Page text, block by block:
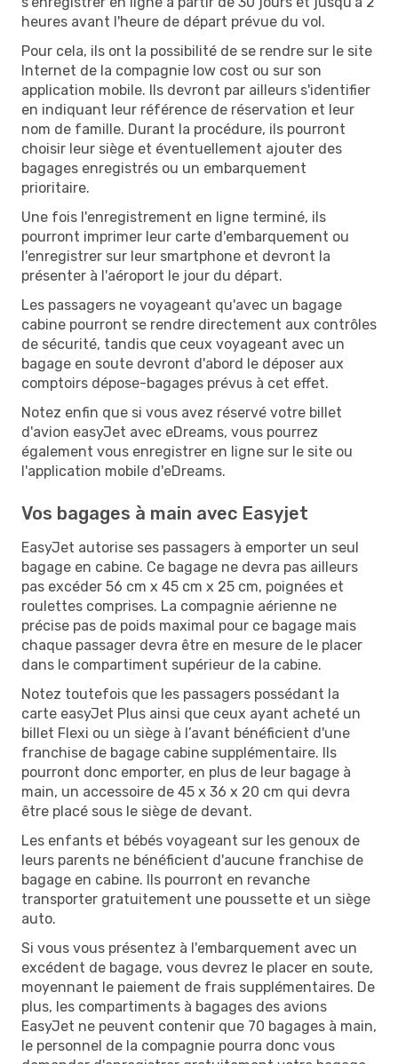
heures avant l'heure de départ prévue du vol.
Pour cela, ils ont la possibilité de se rendre sur le site
Internet de la compagnie low cost ou sur son
application mobile. Ils devront par ailleurs s'identifier
en indiquant leur référence de réservation et leur
nom de famille. Durant la procédure, ils pourront
choisir leur siège et éventuellement ajouter des
bagages enregistrés ou un embarquement
prioritaire.
Une fois l'enregistrement en ligne terminé, ils
pourront imprimer leur carte d'embarquement ou
l'enregistrer sur leur smartphone et devront la
présenter à l'aéroport le jour du départ.
Les passagers ne voyageant qu'avec un bagage
cabine pourront se rendre directement aux contrôles
de sécurité, tandis que ceux voyageant avec un
bagage en soute devront d'abord le déposer aux
comptoirs dépose-bagages prévus à cet effet.
Notez enfin que si vous avez réservé votre billet
d'avion easyJet avec eDreams, vous pourrez
également vous enregistrer en ligne sur le site ou
l'application mobile d'eDreams.
Vos bagages à main avec Easyjet
EasyJet autorise ses passagers à emporter un seul
bagage en cabine. Ce bagage ne devra pas ailleurs
pas excéder 56 cm x 45 cm x 25 cm, poignées et
roulettes comprises. La compagnie aérienne ne
précise pas de poids maximal pour ce bagage mais
chaque passager devra être en mesure de le placer
dans le compartiment supérieur de la cabine.
Notez toutefois que les passagers possédant la
carte easyJet Plus ainsi que ceux ayant acheté un
billet Flexi ou un siège à l’avant bénéficient d'une
franchise de bagage cabine supplémentaire. Ils
pourront donc emporter, en plus de leur bagage à
main, un accessoire de 45 x 36 x 20 cm qui devra
être placé sous le siège de devant.
Les enfants et bébés voyageant sur les genoux de
leurs parents ne bénéficient d'aucune franchise de
bagage en cabine. Ils pourront en revanche
transporter gratuitement une poussette et un siège
auto.
Si vous vous présentez à l'embarquement avec un
excédent de bagage, vous devrez le placer en soute,
moyennant le paiement de frais supplémentaires. De
plus, les compartiments à bagages des avions
EasyJet ne peuvent contenir que 70 bagages à main,
le personnel de la compagnie pourra donc vous